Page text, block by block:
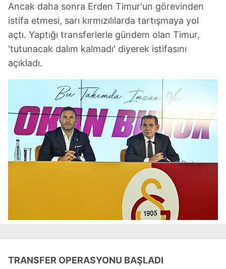
Ancak daha sonra Erden Timur'un görevinden
istifa etmesi, sarı kırmızılılarda tartışmaya yol
açtı. Yaptığı transferlerle gündem olan Timur,
'tutunacak dalım kalmadı' diyerek istifasını
açıkladı.
TRANSFER OPERASYONU BAŞLADI